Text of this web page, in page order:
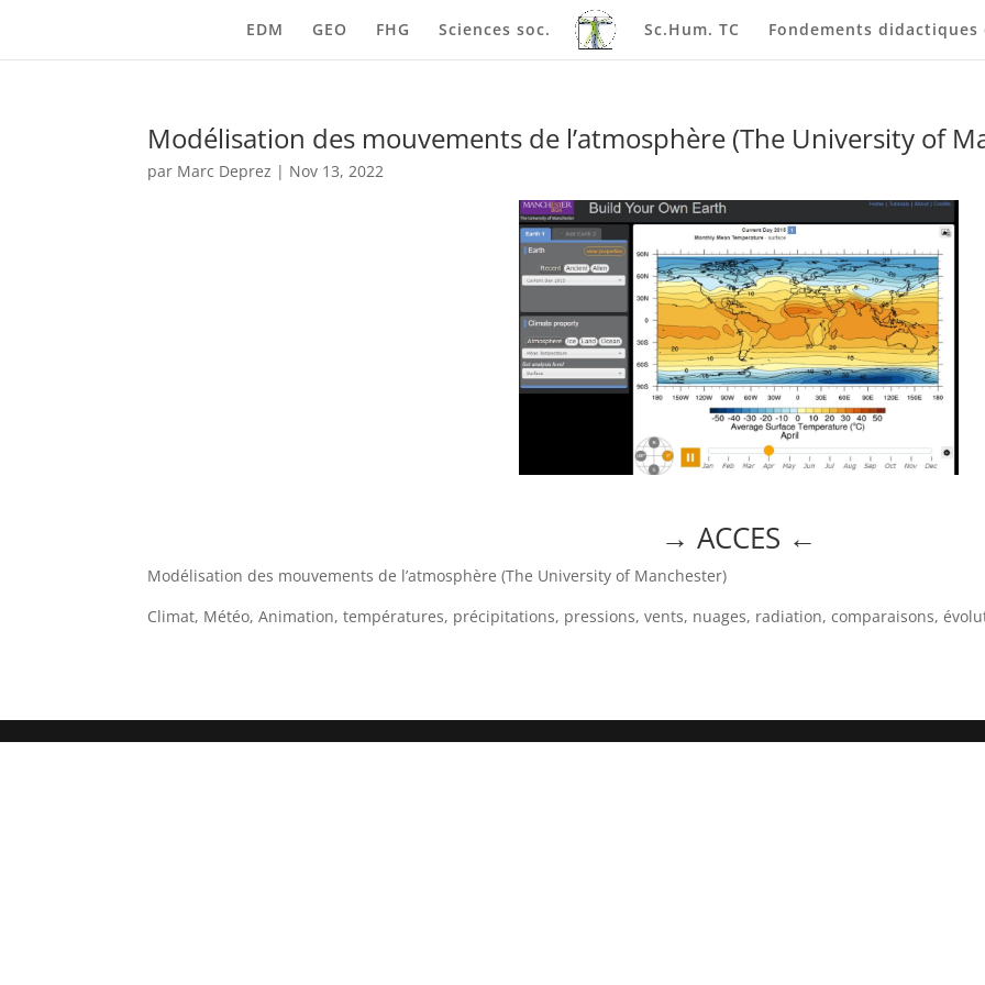
EDM GEO FHG Sciences soc. Sc.Hum. TC Fondements
Modélisation des mouvements de l’atmosphère (The University of
par Marc Deprez | Nov 13, 2022
→ ACCES ←
Modélisation des mouvements de l’atmosphère (The University of Manchester)
Climat, Météo, Animation, températures, précipitations, pressions, vents, nuages, radiation, comparaisons,